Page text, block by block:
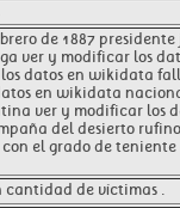
de 1887
ver y modificar los
datos en wikidata
en wikidata
ver y modificar los
del desierto
el grado de
cantidad de víctimas .